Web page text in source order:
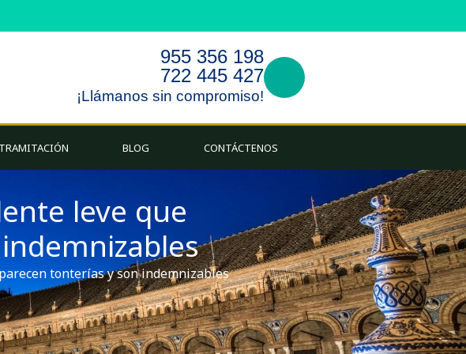
955 356 198
722 445 427
¡Llámanos sin compromiso!
TRAMITACIÓN BLOG CONTÁCTENOS
leve que
tonterías y son indemnizables